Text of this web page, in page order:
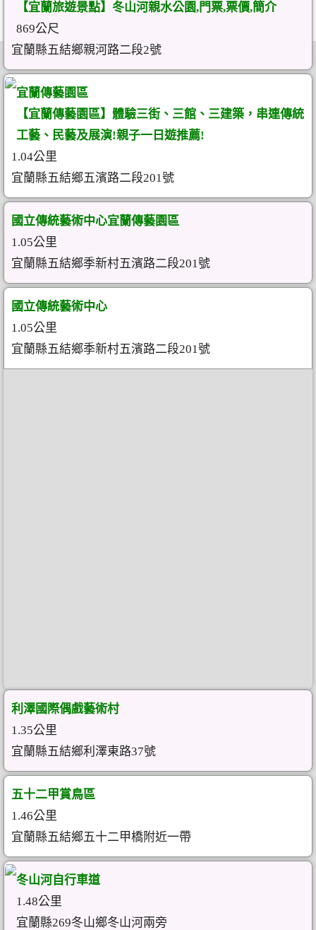
【宜蘭旅遊景點】冬山河親水公園,門票,票價,簡介
869公尺
宜蘭縣五結鄉親河路二段2號
宜蘭傳藝園區
【宜蘭傳藝園區】體驗三街、三館、三建築，串連傳統
工藝、民藝及展演!親子一日遊推薦!
1.04公里
宜蘭縣五結鄉五濱路二段201號
國立傳統藝術中心宜蘭傳藝園區
1.05公里
宜蘭縣五結鄉季新村五濱路二段201號
國立傳統藝術中心
1.05公里
宜蘭縣五結鄉季新村五濱路二段201號
利澤國際偶戲藝術村
1.35公里
宜蘭縣五結鄉利澤東路37號
五十二甲賞鳥區
1.46公里
宜蘭縣五結鄉五十二甲橋附近一帶
冬山河自行車道
1.48公里
宜蘭縣269冬山鄉冬山河兩旁